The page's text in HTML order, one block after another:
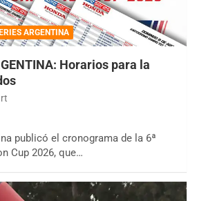
ARGENTINA
Horarios para la
publicó el cronograma de la 6ª
Cup 2026, que…